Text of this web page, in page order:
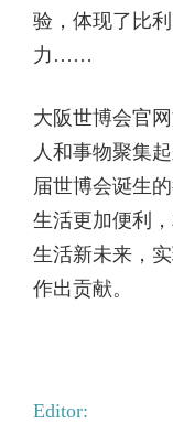
验，体现了比
力……
大阪世博会官
人和事物聚集
届世博会诞生
生活更加便利
生活新未来，
作出贡献。
Editor: